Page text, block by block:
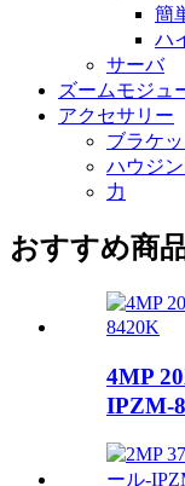
簡
ハ
サーバ
ズームモジュ
アクセサリー
ブラケッ
ハウジ
力
おすすめ商
4MP
IPZM-